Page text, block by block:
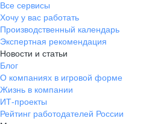
Все сервисы
Хочу у вас работать
Производственный календарь
Экспертная рекомендация
Новости и статьи
Блог
О компаниях в игровой форме
Жизнь в компании
ИТ-проекты
Рейтинг работодателей России